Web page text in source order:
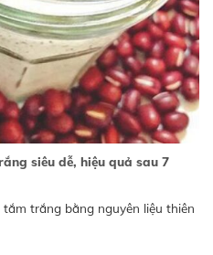
siêu dễ, hiệu quả sau 7
trắng bằng nguyên liệu thiên